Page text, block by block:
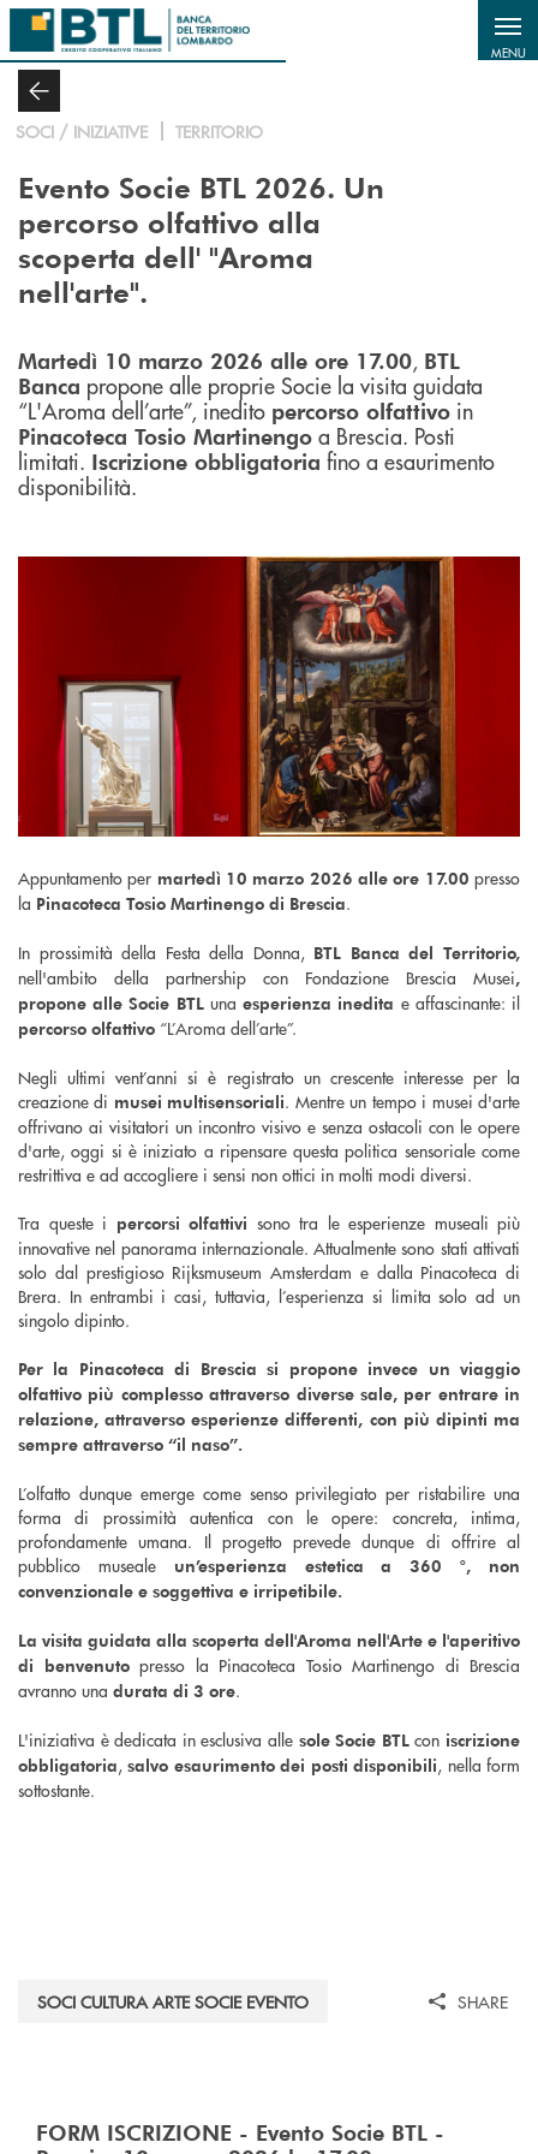
Salta al contenuto principale
MENU
SOCI / INIZIATIVE TERRITORIO
Evento Socie BTL 2026. Un
percorso olfattivo alla
scoperta dell' "Aroma
nell'arte".
Martedì 10 marzo 2026 alle ore 17.00, BTL
Banca propone alle proprie Socie la visita guidata
“L'Aroma dell’arte”, inedito percorso olfattivo in
Pinacoteca Tosio Martinengo a Brescia. Posti
limitati. Iscrizione obbligatoria fino a esaurimento
disponibilità.
Appuntamento per martedì 10 marzo 2026 alle ore 17.00 presso
la Pinacoteca Tosio Martinengo di Brescia.
In prossimità della Festa della Donna, BTL Banca del Territorio,
nell'ambito della partnership con Fondazione Brescia Musei,
propone alle Socie BTLunaesperienza inedita e affascinante: il
percorso olfattivo “L’Aroma dell’arte”.
Negli ultimi vent’anni si è registrato un crescente interesse per la
creazione di musei multisensoriali. Mentre un tempo i musei d'arte
offrivano ai visitatori un incontro visivo e senza ostacoli con le opere
d'arte, oggi si è iniziato a ripensare questa politica sensoriale come
restrittiva e ad accogliere i sensi non ottici in molti modi diversi.
Tra queste i percorsi olfattivi sono tra le esperienze museali più
innovative nel panorama internazionale. Attualmente sono stati attivati
solo dal prestigioso Rijksmuseum Amsterdam e dalla Pinacoteca di
Brera. In entrambi i casi, tuttavia, l’esperienza si limita solo ad un
singolo dipinto.
Per la Pinacoteca di Brescia si propone invece un viaggio
olfattivo più complesso attraverso diverse sale, per entrare in
relazione, attraverso esperienze differenti, con più dipinti ma
sempre attraverso “il naso”.
L’olfatto dunque emerge come senso privilegiato per ristabilire una
forma di prossimità autentica con le opere: concreta, intima,
profondamente umana. Il progetto prevede dunque di offrire al
pubblico museale un’esperienza estetica a 360 °, non
convenzionale e soggettiva e irripetibile.
La visita guidata alla scoperta dell'Aroma nell'Arte e l'aperitivo
di benvenutopresso la Pinacoteca Tosio Martinengo di Brescia
avranno una durata di 3 ore.
L'iniziativa è dedicata in esclusiva alle sole Socie BTLcon iscrizione
obbligatoria,salvo esaurimento dei posti disponibili, nella form
sottostante.
SOCI CULTURA ARTE SOCIE EVENTO SHARE
FORM ISCRIZIONE - Evento Socie BTL -